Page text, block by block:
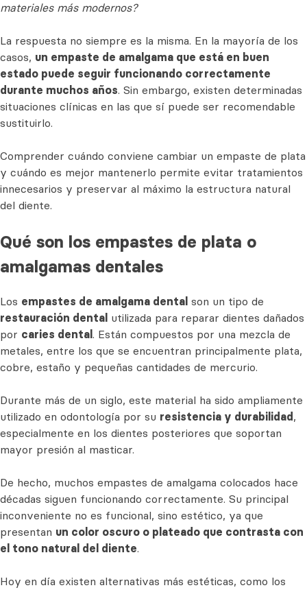
materiales más modernos?
La respuesta no siempre es la misma. En la mayoría de los
casos, un empaste de amalgama que está en buen
estado puede seguir funcionando correctamente
durante muchos años. Sin embargo, existen determinadas
situaciones clínicas en las que sí puede ser recomendable
sustituirlo.
Comprender cuándo conviene cambiar un empaste de plata
y cuándo es mejor mantenerlo permite evitar tratamientos
innecesarios y preservar al máximo la estructura natural
del diente.
Qué son los empastes de plata o
amalgamas dentales
Los empastes de amalgama dental son un tipo de
restauración dental utilizada para reparar dientes dañados
por caries dental . Están compuestos por una mezcla de
metales, entre los que se encuentran principalmente plata,
cobre, estaño y pequeñas cantidades de mercurio.
Durante más de un siglo, este material ha sido ampliamente
utilizado en odontología por su resistencia y durabilidad ,
especialmente en los dientes posteriores que soportan
mayor presión al masticar.
De hecho, muchos empastes de amalgama colocados hace
décadas siguen funcionando correctamente. Su principal
inconveniente no es funcional, sino estético, ya que
presentan un color oscuro o plateado que contrasta con
el tono natural del diente.
Hoy en día existen alternativas más estéticas, como los